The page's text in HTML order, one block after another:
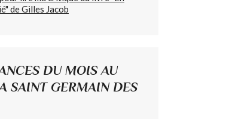
de Gilles Jacob
DU MOIS AU
SAINT GERMAIN DES